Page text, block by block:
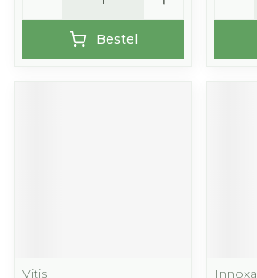
Bestel
Vitis Innoxa